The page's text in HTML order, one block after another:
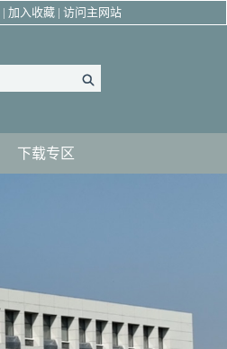
| 加入收藏 | 访问主网站
下载专区